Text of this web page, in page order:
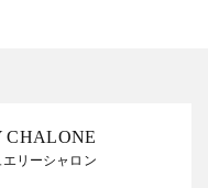
CHALONE
エリーシャロン